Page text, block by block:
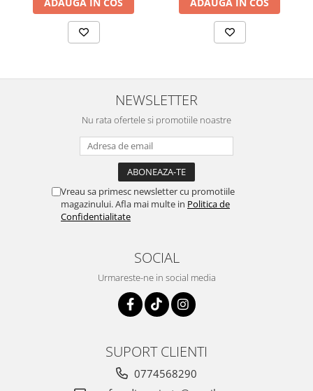
NEWSLETTER
Nu rata ofertele si promotiile noastre
Vreau sa primesc newsletter cu promotiile
magazinului. Afla mai multe in Politica de
Confidentialitate
SOCIAL
Urmareste-ne in social media
SUPORT CLIENTI
0774568290